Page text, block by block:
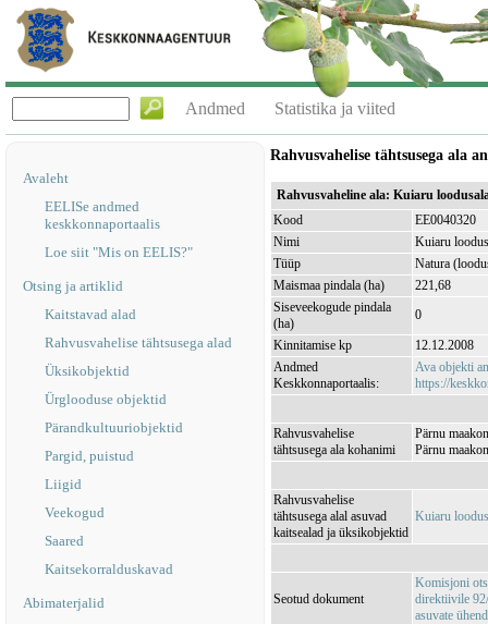
Andmed Statistika ja viited
Avaleht
EELISe andmed
keskkonnaportaalis
Loe siit "Mis on EELIS?"
Otsing ja artiklid
Kaitstavad alad
Rahvusvahelise tähtsusega alad
Üksikobjektid
Ürglooduse objektid
Pärandkultuuriobjektid
Pargid, puistud
Liigid
Veekogud
Saared
Kaitsekorralduskavad
Abimaterjalid
Rahvusvahelise tähtsusega ala
Rahvusvaheline ala: Kuiaru
Kood
EE0040320
Nimi
Kuiaru
Tüüp
Natura
Maismaa pindala (ha)
221,68
Siseveekogude pindala
(ha)
0
Kinnitamise kp
12.12.2008
Andmed
Keskkonnaportaalis:
Ava objekti
https://
Rahvusvahelise
tähtsusega ala kohanimi
Pärnu
Pärnu
Rahvusvahelise
tähtsusega alal asuvad
kaitsealad ja üksikobjektid
Kuiaru
Seotud dokument
Komisjoni
direktiivile
asuvate